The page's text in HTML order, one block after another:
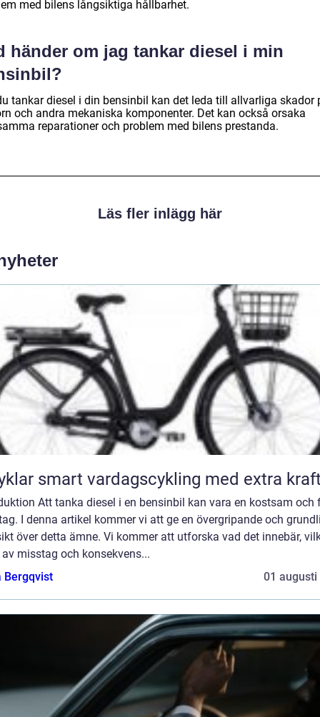
med bilens långsiktiga hållbarhet.
händer om jag tankar diesel i min
tankar diesel i din bensinbil kan det leda till allvarliga skador
och andra mekaniska komponenter. Det kan också orsaka
reparationer och problem med bilens prestanda.
Läs fler inlägg här
Elcyklar smart vardagscykling med extra
Att tanka diesel i en bensinbil kan vara en kostsam och
I denna artikel kommer vi att ge en övergripande och
över detta ämne. Vi kommer att utforska vad det innebär,
misstag och konsekvens...
Bergqvist
01 augusti